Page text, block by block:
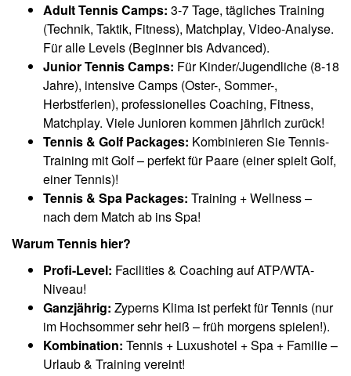
Adult Tennis Camps: 3-7 Tage, tägliches Training
(Technik, Taktik, Fitness), Matchplay, Video-Analyse.
Für alle Levels (Beginner bis Advanced).
Junior Tennis Camps: Für Kinder/Jugendliche (8-18
Jahre), intensive Camps (Oster-, Sommer-,
Herbstferien), professionelles Coaching, Fitness,
Matchplay. Viele Junioren kommen jährlich zurück!
Tennis & Golf Packages: Kombinieren Sie Tennis-
Training mit Golf – perfekt für Paare (einer spielt Golf,
einer Tennis)!
Tennis & Spa Packages: Training + Wellness –
nach dem Match ab ins Spa!
Warum Tennis hier?
Profi-Level: Facilities & Coaching auf ATP/WTA-
Niveau!
Ganzjährig: Zyperns Klima ist perfekt für Tennis (nur
im Hochsommer sehr heiß – früh morgens spielen!).
Kombination: Tennis + Luxushotel + Spa + Familie –
Urlaub & Training vereint!